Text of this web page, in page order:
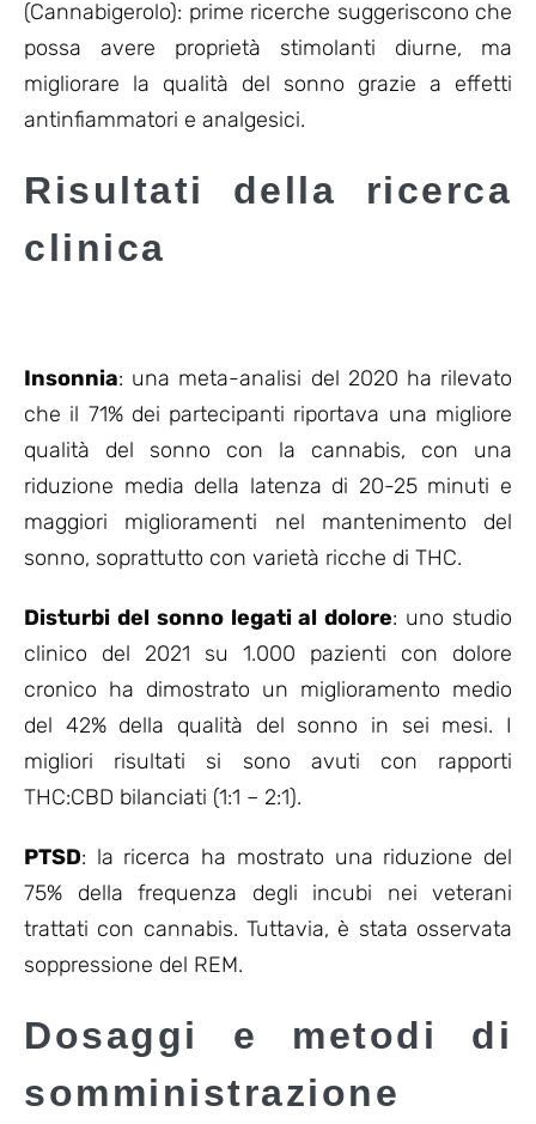
(Cannabigerolo): prime ricerche suggeriscono che
possa avere proprietà stimolanti diurne, ma
migliorare la qualità del sonno grazie a effetti
antinfiammatori e analgesici.
Risultati della ricerca
clinica
Insonnia: una meta-analisi del 2020 ha rilevato
che il 71% dei partecipanti riportava una migliore
qualità del sonno con la cannabis, con una
riduzione media della latenza di 20-25 minuti e
maggiori miglioramenti nel mantenimento del
sonno, soprattutto con varietà ricche di THC.
Disturbi del sonno legati al dolore: uno studio
clinico del 2021 su 1.000 pazienti con dolore
cronico ha dimostrato un miglioramento medio
del 42% della qualità del sonno in sei mesi. I
migliori risultati si sono avuti con rapporti
THC:CBD bilanciati (1:1 – 2:1).
PTSD: la ricerca ha mostrato una riduzione del
75% della frequenza degli incubi nei veterani
trattati con cannabis. Tuttavia, è stata osservata
soppressione del REM.
Dosaggi e metodi di
somministrazione